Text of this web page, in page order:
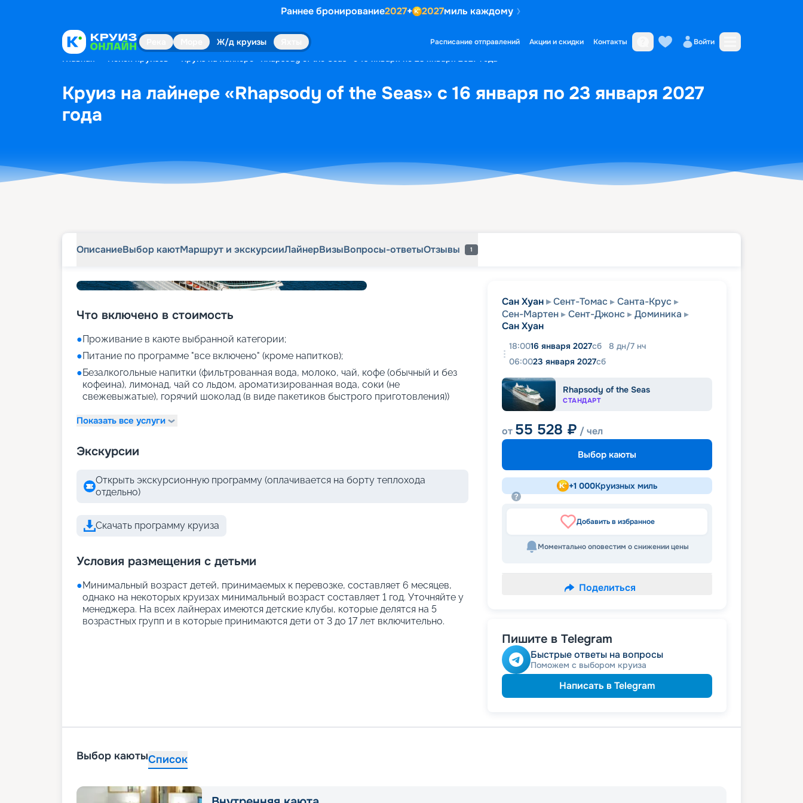
Раннее бронирование2027+ 2027миль каждому
Ж/д круизы Расписание отправлений Акции и скидки Контакты Войти
Главная Поиск круизов Круиз на лайнере «Rhapsody of the Seas» с 16 января по 23 января 2027 года
Круиз на лайнере «Rhapsody of the Seas» с 16 января по 23 января 2027
года
ОписаниеВыбор каютМаршрут и экскурсииЛайнерВизыВопросы-ответыОтзывы 1
Что включено в стоимость
●Проживание в каюте выбранной категории;
●Питание по программе "все включено" (кроме напитков);
●Безалкогольные напитки (фильтрованная вода, молоко, чай, кофе (обычный и без
кофеина), лимонад, чай со льдом, ароматизированная вода, соки (не
свежевыжатые), горячий шоколад (в виде пакетиков быстрого приготовления))
Показать все услуги
Экскурсии
Открыть экскурсионную программу (оплачивается на борту теплохода
отдельно)
Скачать программу круиза
Условия размещения с детьми
●Минимальный возраст детей, принимаемых к перевозке, составляет 6 месяцев,
однако на некоторых круизах минимальный возраст составляет 1 год. Уточняйте у
менеджера. На всех лайнерах имеются детские клубы, которые делятся на 5
возрастных групп и в которые принимаются дети от 3 до 17 лет включительно.
Сан Хуан Сент-Томас
Санта-Крус
Сен-Мартен
Сент-Джонс
Доминика
Сан Хуан
18:0016 января 2027сб 8 дн/7 нч
06:0023 января 2027сб
Rhapsody of the Seas
СТАНДАРТ
от 55 528 ₽ / чел
Выбор каюты
+1 000Круизных миль
Добавить в избранное
Моментально оповестим о снижении цены
Поделиться
Пишите в Telegram
Быстрые ответы на вопросы
Поможем с выбором круиза
Написать в Telegram
Выбор каютыСписок